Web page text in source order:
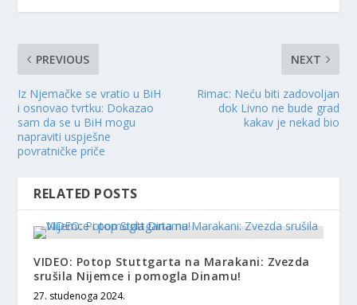
PREVIOUS
Iz Njemačke se vratio u BiH
i osnovao tvrtku: Dokazao
sam da se u BiH mogu
napraviti uspješne
povratničke priče
NEXT
Rimac: Neću biti zadovoljan
dok Livno ne bude grad
kakav je nekad bio
RELATED POSTS
VIDEO: Potop Stuttgarta na Marakani: Zvezda
srušila Nijemce i pomogla Dinamu!
27. studenoga 2024.